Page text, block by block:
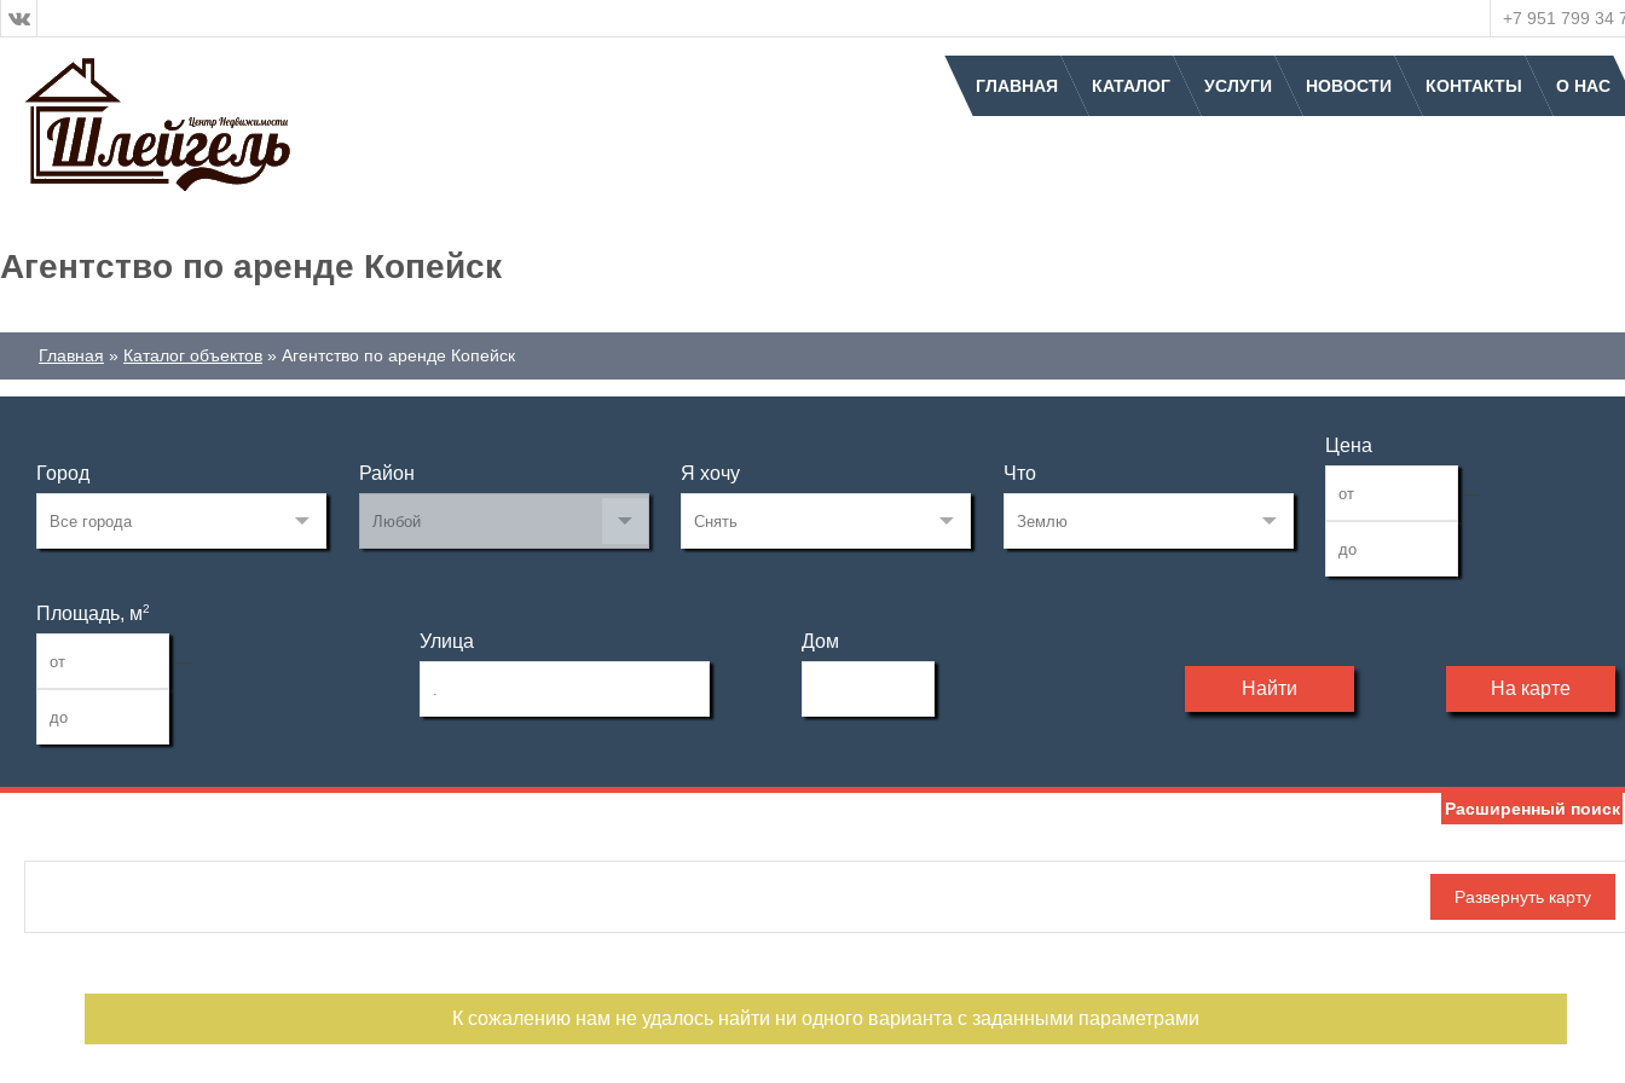
+7 951 799 34
ГЛАВНАЯ КАТАЛОГ УСЛУГИ НОВОСТИ КОНТАКТЫ О НАС
Агентство по аренде Копейск
Главная Каталог объектов Агентство по аренде Копейск
Город Район Я хочу Что
Цена
—
Площадь, м2
—
Улица Дом
Найти На карте
Расширенный поиск
К сожалению нам не удалось найти ни одного варианта с заданными параметрами